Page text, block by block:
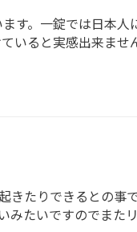
す。一錠では日本人
いると実感出来ませ
きたりできるとの事
たいですのでまた